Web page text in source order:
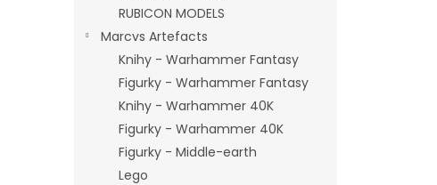
RUBICON MODELS
Marcvs Artefacts
Knihy - Warhammer Fantasy
Figurky - Warhammer Fantasy
Knihy - Warhammer 40K
Figurky - Warhammer 40K
Figurky - Middle-earth
Lego